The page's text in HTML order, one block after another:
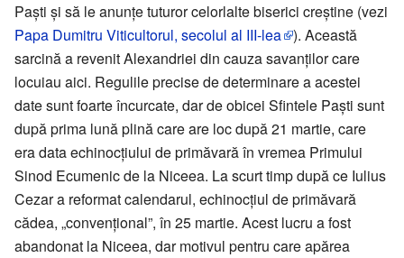
Paști și să le anunțe tuturor celorlalte biserici creștine (vezi
Papa Dumitru Viticultorul, secolul al III-lea ). Această
sarcină a revenit Alexandriei din cauza savanților care
locuiau aici. Regulile precise de determinare a acestei
date sunt foarte încurcate, dar de obicei Sfintele Paști sunt
după prima lună plină care are loc după 21 martie, care
era data echinocțiului de primăvară în vremea Primului
Sinod Ecumenic de la Niceea. La scurt timp după ce Iulius
Cezar a reformat calendarul, echinocțiul de primăvară
cădea, „convențional”, în 25 martie. Acest lucru a fost
abandonat la Niceea, dar motivul pentru care apărea